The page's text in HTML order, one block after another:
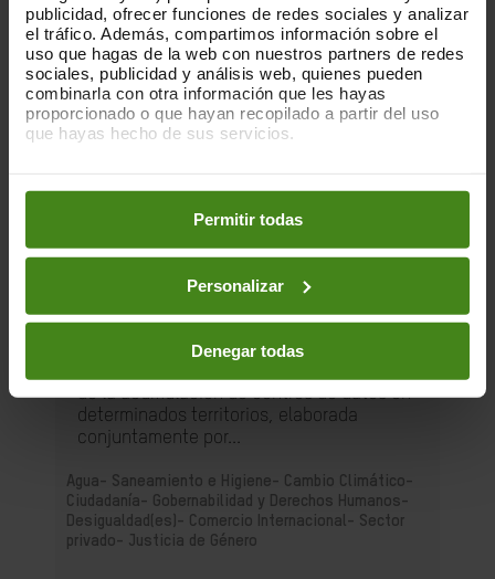
publicidad, ofrecer funciones de redes sociales y analizar
el tráfico. Además, compartimos información sobre el
uso que hagas de la web con nuestros partners de redes
sociales, publicidad y análisis web, quienes pueden
combinarla con otra información que les hayas
proporcionado o que hayan recopilado a partir del uso
que hayas hecho de sus servicios.
preferencias accediendo a nuestraPolítica de Cookieso
en los botones facilitados a continuación:
Permitir todas
Personalizar
Denegar todas
01.12.2025
La huella que dejan las nubes. Los
centros de datos y las desigualdades
de la acumulación de centros de datos en
determinados territorios, elaborada
conjuntamente por...
Agua- Saneamiento e Higiene- Cambio Climático-
Ciudadanía- Gobernabilidad y Derechos Humanos-
Desigualdad(es)- Comercio Internacional- Sector
privado- Justicia de Género